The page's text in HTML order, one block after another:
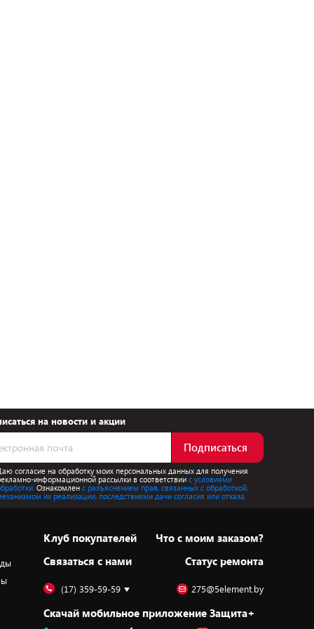
на новости и акции
Подписаться
согласие на обработку моих персональных данных для получения
информационной рассылки в соответствиис условиями
Ознакомлен с разъяснением прав, связанных с обработкой,
их реализации, последствиями дачи согласия или отказа.
Клуб покупателей
Cвязаться с нами
Что с моим заказом?
Статус ремонта
(17) 359-59-59 275@5element.by
Скачай мобильное приложение Защита+